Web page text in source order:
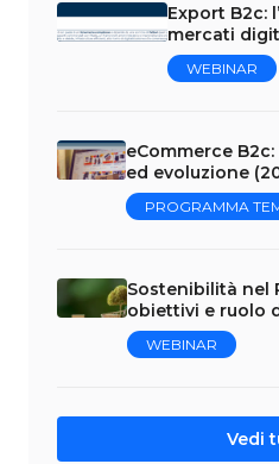
Export B2c:
mercati
WEBINAR
eCommerce
ed evoluzione
PROGRAMMA
Sostenibilità nel
obiettivi e ruolo
WEBINAR
Vedi